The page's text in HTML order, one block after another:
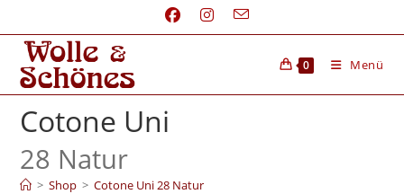
0 Menü
Cotone Uni
28 Natur
> Shop > Cotone Uni 28 Natur